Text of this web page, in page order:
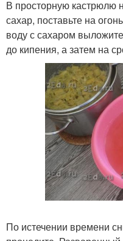
В просторную кастрюлю
сахар, поставьте на
воду с сахаром
до кипения, а затем на
По истечении времени